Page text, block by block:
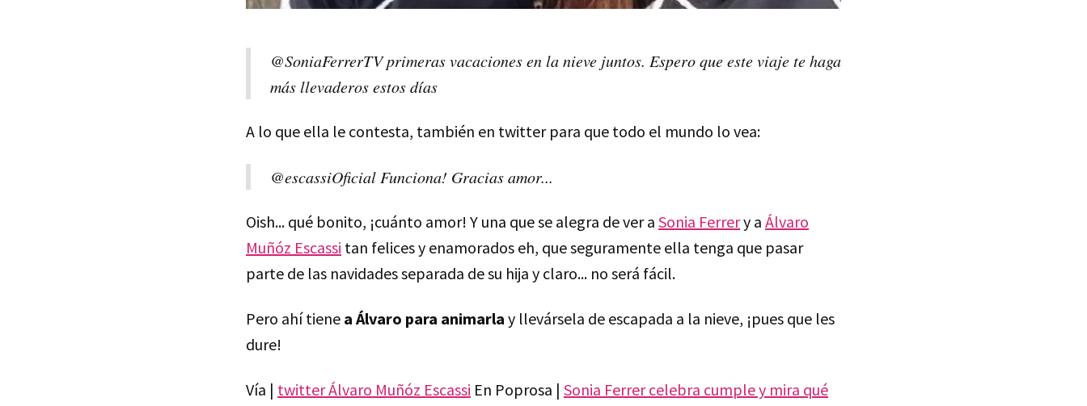
@SoniaFerrerTV primeras vacaciones en la nieve juntos. Espero que este viaje te haga
más llevaderos estos días
A lo que ella le contesta, también en twitter para que todo el mundo lo vea:
@escassiOficial Funciona! Gracias amor...
Oish... qué bonito, ¡cuánto amor! Y una que se alegra de ver a Sonia Ferrery a Álvaro
Muñóz Escassi tan felices y enamorados eh, que seguramente ella tenga que pasar
parte de las navidades separada de su hija y claro... no será fácil.
Pero ahí tiene a Álvaro para animarla y llevársela de escapada a la nieve, ¡pues que les
dure!
Vía | twitter Álvaro Muñóz Escassi En Poprosa | Sonia Ferrer celebra cumple y mira qué